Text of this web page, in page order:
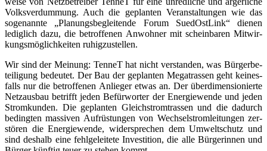
Volks­ver­dum­mung. Auch die geplan­ten Ver­an­stal­tun­gen wie das
soge­nann­te „Pla­nungs­be­glei­ten­de Forum Sued­Ost­Link“ die­nen
ledig­lich dazu, die betrof­fe­nen Anwoh­ner mit schein­ba­ren Mit­wir­
kungs­mög­lich­kei­ten ruhigzustellen.
Wir sind der Mei­nung: Ten­neT hat nicht ver­stan­den, was Bür­ger­be­
tei­li­gung bedeu­tet. Der Bau der geplan­ten Mega­tras­sen geht kei­nes­
falls nur die betrof­fe­nen Anlie­ger etwas an. Der über­di­men­sio­nier­te
Netz­aus­bau betrifft jeden Befür­wor­ter der Ener­gie­wen­de und jeden
Strom­kun­den. Die geplan­ten Gleich­strom­tras­sen und die dadurch
beding­ten mas­si­ven Auf­rüs­tun­gen von Wech­sel­strom­lei­tun­gen zer­
stö­ren die Ener­gie­wen­de, wider­spre­chen dem Umwelt­schutz und
sind des­halb eine fehl­ge­lei­te­te Inves­ti­ti­on, die alle Bür­ge­rin­nen und